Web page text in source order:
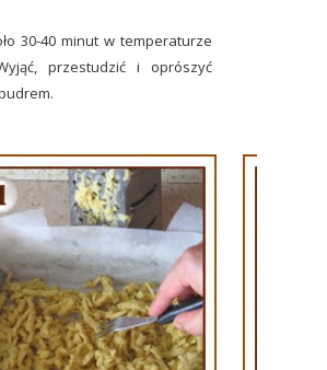
30-40 minut w temperaturze
przestudzić i oprószyć